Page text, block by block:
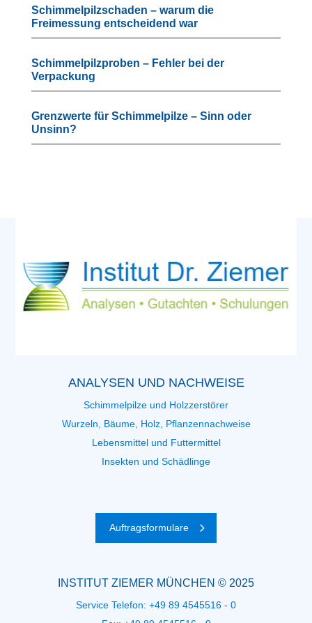
Schimmelpilzschaden – warum die
Freimessung entscheidend war
Schimmelpilzproben – Fehler bei der
Verpackung
Grenzwerte für Schimmelpilze – Sinn oder
Unsinn?
ANALYSEN UND NACHWEISE
Schimmelpilze und Holzzerstörer
Wurzeln, Bäume, Holz, Pflanzennachweise
Lebensmittel und Futtermittel
Insekten und Schädlinge
Auftragsformulare
INSTITUT ZIEMER MÜNCHEN © 2025
Service Telefon: +49 89 4545516 - 0